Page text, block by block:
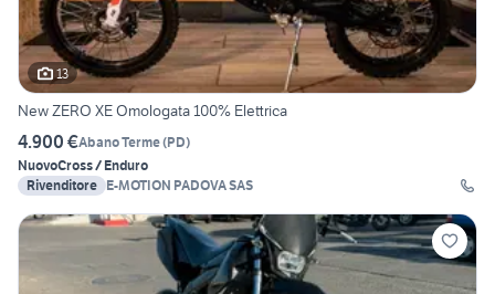
13
New ZERO XE Omologata 100% Elettrica
4.900 €Abano Terme(PD)
NuovoCross / Enduro
Rivenditore E-MOTION PADOVA SAS